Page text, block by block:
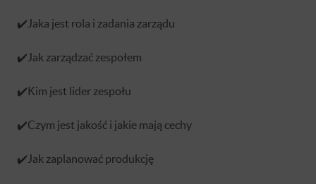
✔️Jaka jest rola i zadania zarządu
✔️Jak zarządzać zespołem
✔️Kim jest lider zespołu
✔️Czym jest jakość i jakie mają cechy
✔️Jak zaplanować produkcję